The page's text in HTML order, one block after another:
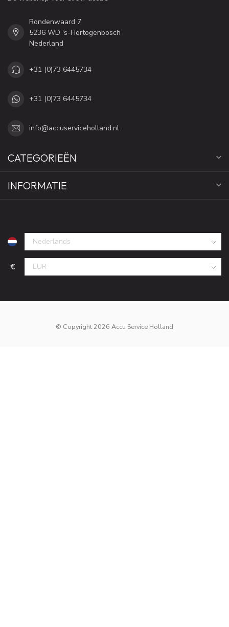
Rondenwaard 7
5236 WD 's-Hertogenbosch
Nederland
+31 (0)73 6445734
+31 (0)73 6445734
info@accuserviceholland.nl
CATEGORIEËN
INFORMATIE
€
© Copyright 2026 Accu Service Holland